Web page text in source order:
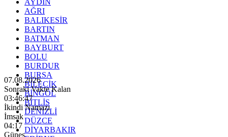
AĞRI
BALIKESİR
BARTIN
BATMAN
BAYBURT
BOLU
BURDUR
BURSA
BİLECİK
BİNGÖL
BİTLİS
DENİZLİ
DÜZCE
DİYARBAKIR
07.08.2026
Sonraki Vakte Kalan
03:46:45
İkindi Namazı
İmsak
04:17
Güneş